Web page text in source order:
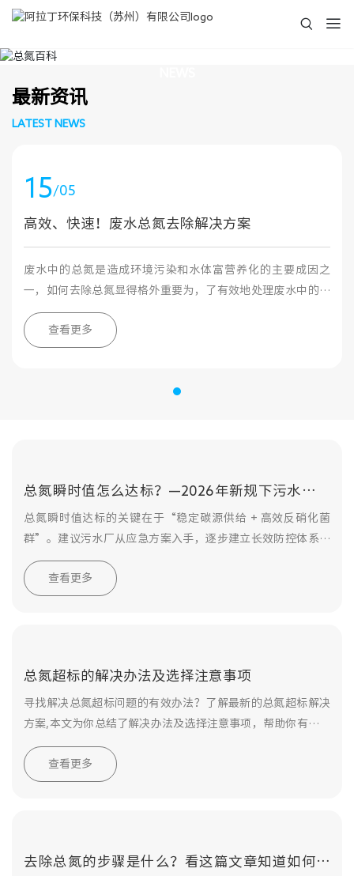
最新资讯
LATEST NEWS
15/05
高效、快速！废水总氮去除解决方案
废水中的总氮是造成环境污染和水体富营养化的主要成因之
一，如何去除总氮显得格外重要为，了有效地处理废水中的总
氮，我司提供河南、北京、上海、河北、浙江、江西、山东、
江苏、广东等多地的总氮去除解决方案,可满足总氮提标需求。
查看更多
总氮瞬时值怎么达标？—2026年新规下污水厂的
应急与长效方案
总氮瞬时值达标的关键在于“稳定碳源供给 + 高效反硝化菌
群”。建议污水厂从应急方案入手，逐步建立长效防控体系。
如需进一步技术咨询，欢迎联系阿拉丁环保技术团队。
查看更多
总氮超标的解决办法及选择注意事项
寻找解决总氮超标问题的有效办法？了解最新的总氮超标解决
方案,本文为你总结了解决办法及选择注意事项，帮助你有效治
理总氮超标。
查看更多
去除总氮的步骤是什么？看这篇文章知道如何去